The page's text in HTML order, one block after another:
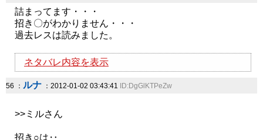
詰まってます・・・
招き〇がわかりません・・・
過去レスは読みました。
ネタバレ内容を表示
56 ： ルナ ：2012-01-02 03:43:41 ID:DgGlKTPeZw
>>ミルさん
招き○は‥